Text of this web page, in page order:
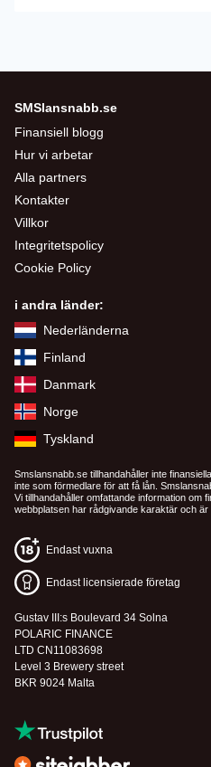
SMSlansnabb.se
Finansiell blogg
Hur vi arbetar
Alla partners
Kontakter
Villkor
Integritetspolicy
Cookie Policy
i andra länder:
Nederländerna
Finland
Danmark
Norge
Tyskland
Smslansnabb.se tillhandahåller inte
inte som förmedlare för att få lån.
Vi tillhandahåller omfattande information om
webbplatsen har rådgivande karaktär och är
Endast vuxna
Endast licensierade företag
Gustav III:s Boulevard 34 Solna
POLARIC FINANCE
LTD CN11083698
Level 3 Brewery street
BKR 9024 Malta